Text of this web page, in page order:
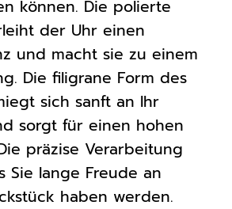
können. Die polierte
der Uhr einen
und macht sie zu einem
Die filigrane Form des
sich sanft an Ihr
sorgt für einen hohen
präzise Verarbeitung
Sie lange Freude an
haben werden.